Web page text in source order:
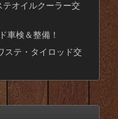
オイルクーラー交
車検＆整備！
テ・タイロッド交